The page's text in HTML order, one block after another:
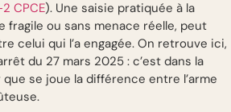
CPCE). Une saisie pratiquée à la
fragile ou sans menace réelle, peut
celui qui l’a engagée. On retrouve ici,
du 27 mars 2025 : c’est dans la
se joue la différence entre l’arme